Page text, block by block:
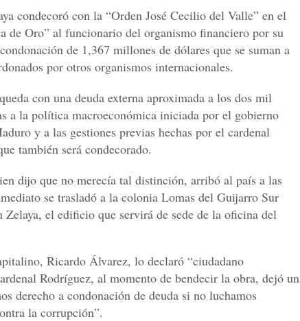
condecoró con la “Orden José Cecilio del Valle” en el
de Oro” al funcionario del organismo financiero por su
de 1,367 millones de dólares que se suman a
por otros organismos internacionales.
con una deuda externa aproximada a los dos mil
a la política macroeconómica iniciada por el gobierno
y a las gestiones previas hechas por el cardenal
también será condecorado.
dijo que no merecía tal distinción, arribó al país a las
se trasladó a la colonia Lomas del Guijarro Sur
el edificio que servirá de sede de la oficina del
Ricardo Álvarez, lo declaró “ciudadano
Rodríguez, al momento de bendecir la obra, dejó un
derecho a condonación de deuda si no luchamos
la corrupción”.